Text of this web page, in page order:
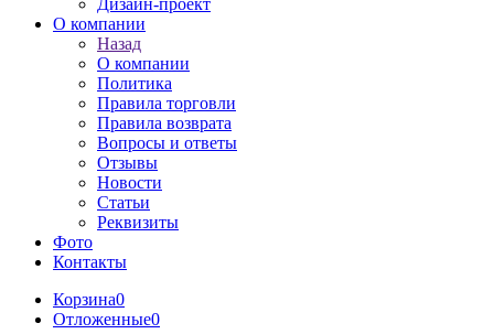
Дизайн-проект
О компании
Назад
О компании
Политика
Правила торговли
Правила возврата
Вопросы и ответы
Отзывы
Новости
Статьи
Реквизиты
Фото
Контакты
Корзина0
Отложенные0